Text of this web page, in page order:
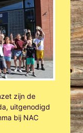
zijn de
uitgenodigd
bij NAC